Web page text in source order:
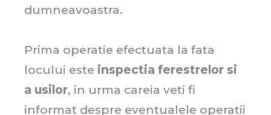
dumneavoastra.
Prima operatie efectuata la fata
locului este inspectia ferestrelor si
a usilor, in urma careia veti fi
informat despre eventualele operatii